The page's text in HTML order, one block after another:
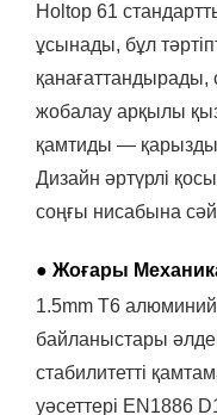
Holtop 61
ұсынады, бұл
қанағаттандырады,
жобалау арқылы
қамтиды —
Дизайн әртүрлі
соңғы нисабына
● Жоғары
1.5mm T6
байланыстары
стабилитетті
уәсеттері EN1886